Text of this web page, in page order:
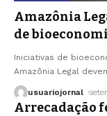
Amazônia
de
Iniciativas de
Amazônia Legal
usuariojornal
Arrecadação